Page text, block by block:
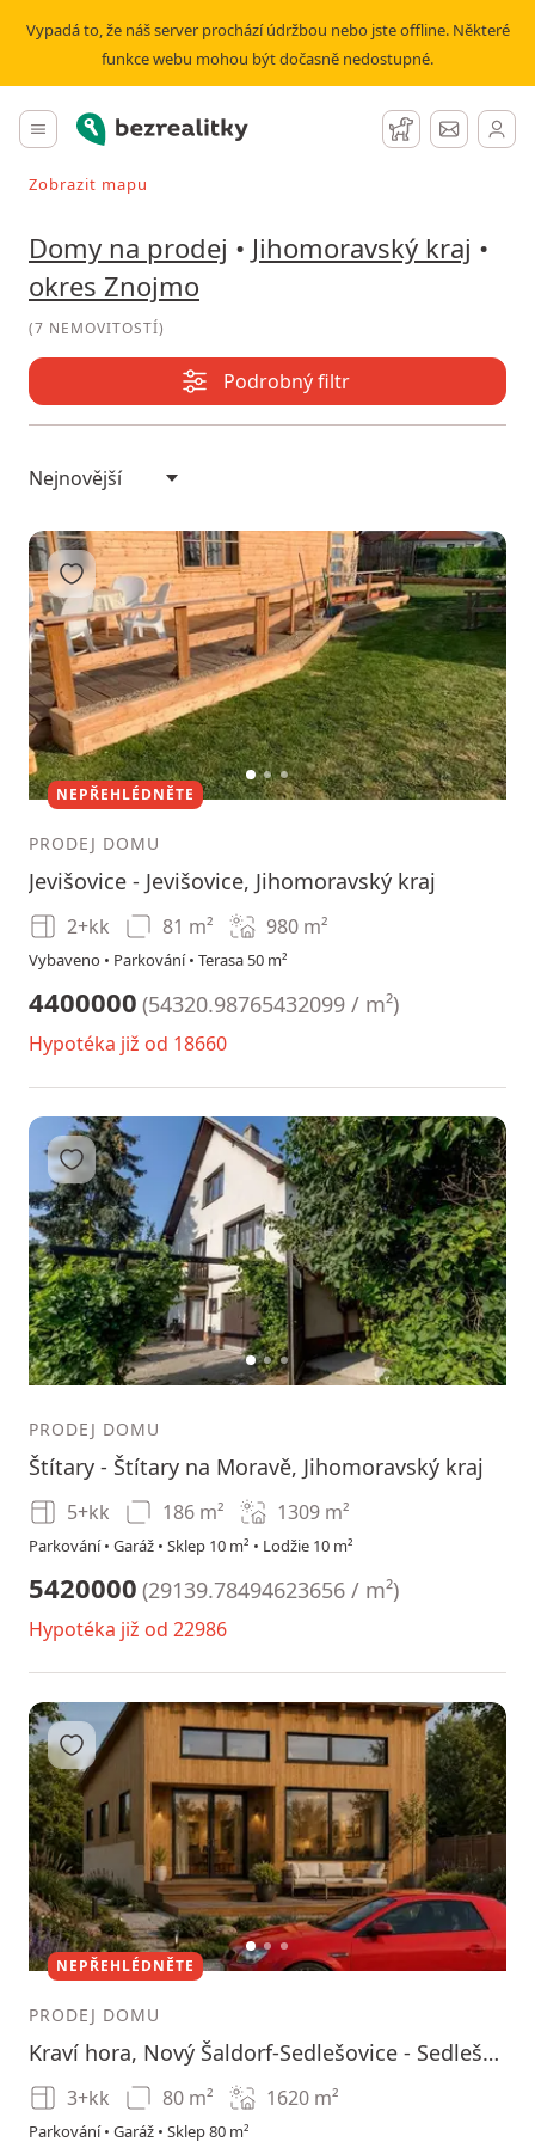
Vypadá to, že náš server prochází údržbou nebo jste offline. Některé
funkce webu mohou být dočasně nedostupné.
Hlavní menu
Bezrealitky Hlídací pes
Zprávy
Vyhledávat při pohybu v mapě
Zobrazit mapu
Domy na prodej • Jihomoravský kraj •
okres Znojmo
(7 NEMOVITOSTÍ)
Podrobný filtr
12 3
Přidat do oblíbených
NEPŘEHLÉDNĚTE
PRODEJ DOMU
Jevišovice - Jevišovice, Jihomoravský kraj
2+kk 81 m² 980 m²
Vybaveno • Parkování • Terasa 50 m²
4400000 (54320.98765432099 / m²)
Hypotéka již od 18660
12 3
Přidat do oblíbených
PRODEJ DOMU
Štítary - Štítary na Moravě, Jihomoravský kraj
5+kk 186 m² 1309 m²
Parkování • Garáž • Sklep 10 m² • Lodžie 10 m²
5420000 (29139.78494623656 / m²)
Hypotéka již od 22986
12 3
Přidat do oblíbených
NEPŘEHLÉDNĚTE
PRODEJ DOMU
Kraví hora, Nový Šaldorf-Sedlešovice - Sedlešovice, Jihomoravský kraj
3+kk 80 m² 1620 m²
Parkování • Garáž • Sklep 80 m²